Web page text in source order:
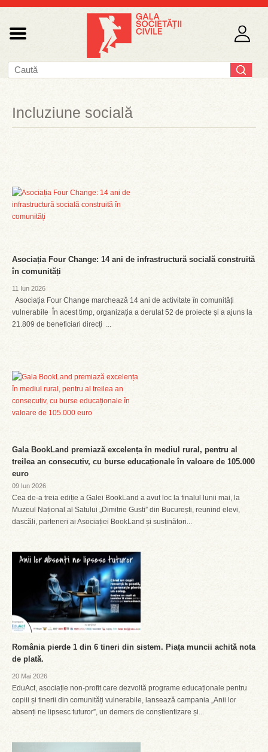
Incluziune socială
Asociația Four Change: 14 ani de infrastructură socială construită
în comunități
11 Iun 2026
Asociația Four Change marchează 14 ani de activitate în comunități
vulnerabile În acest timp, organizația a derulat 52 de proiecte și a ajuns la
21.809 de beneficiari direcți ...
Gala BookLand premiază excelența în mediul rural, pentru al
treilea an consecutiv, cu burse educaționale în valoare de 105.000
euro
09 Iun 2026
Cea de-a treia ediție a Galei BookLand a avut loc la finalul lunii mai, la
Muzeul Național al Satului „Dimitrie Gusti” din București, reunind elevi,
dascăli, parteneri ai Asociației BookLand și susținători...
România pierde 1 din 6 tineri din sistem. Piața muncii achită nota
de plată.
20 Mai 2026
EduAct, asociație non-profit care dezvoltă programe educaționale pentru
copiii și tinerii din comunități vulnerabile, lansează campania „Anii lor
absenți ne lipsesc tuturor”, un demers de conștientizare și...